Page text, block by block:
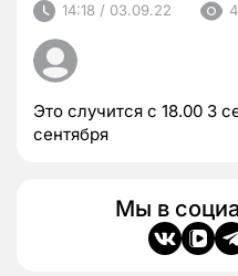
14:18 / 03.09.22
Это случится с 18.00 3
сентября
Мы в